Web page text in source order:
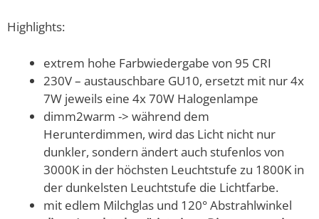
Highlights:
extrem hohe Farbwiedergabe von 95 CRI
230V – austauschbare GU10, ersetzt mit nur 4x
7W jeweils eine 4x 70W Halogenlampe
dimm2warm -> während dem
Herunterdimmen, wird das Licht nicht nur
dunkler, sondern ändert auch stufenlos von
3000K in der höchsten Leuchtstufe zu 1800K in
der dunkelsten Leuchtstufe die Lichtfarbe.
mit edlem Milchglas und 120° Abstrahlwinkel